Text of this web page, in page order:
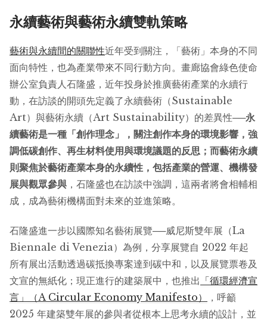
永續藝術與藝術永續雙軌策略
藝術與永續間的關聯性近年受到關注，「藝術」本身的不同
面向特性，也為產業帶來不同行動方向。畫廊協會綠色使命
辦公室負責人石隆盛，近年投身於推廣藝術產業的永續行
動，在訪談的開頭先定義了永續藝術（Sustainable
Art）與藝術永續（Art Sustainability）的差異性──永
續藝術是一種「創作理念」，關注創作本身的環境影響，強
調低碳創作、再生材料使用與環境議題的反思；而藝術永續
則聚焦於藝術產業本身的永續性，包括產業的營運、機構發
展與觀眾參與 ，石隆盛也在訪談中強調，這兩者將會相輔相
成，成為藝術機構面對未來的並進策略。
石隆盛進一步以國際知名藝術展覽──威尼斯雙年展（La
Biennale di Venezia）為例，分享展覽自 2022 年起
所有展出活動透過碳抵換專案達到碳中和，以及展覽票卷及
文宣的無紙化；現正進行的建築展中，也推出 「循環經濟宣
言」（A Circular Economy Manifesto）
，呼籲
2025 年建築雙年展的參與者從根本上思考永續的設計，並